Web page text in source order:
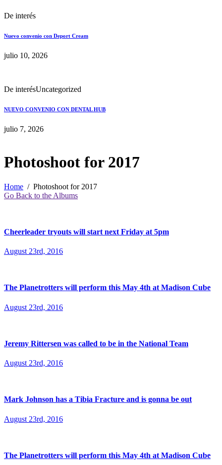
De interés
Nuevo convenio con Deport Cream
julio 10, 2026
De interésUncategorized
NUEVO CONVENIO CON DENTAL HUB
julio 7, 2026
Photoshoot for 2017
Home
Photoshoot for 2017
Go Back to the Albums
Cheerleader tryouts will start next Friday at 5pm
August 23rd, 2016
The Planetrotters will perform this May 4th at Madison Cube
August 23rd, 2016
Jeremy Rittersen was called to be in the National Team
August 23rd, 2016
Mark Johnson has a Tibia Fracture and is gonna be out
August 23rd, 2016
The Planetrotters will perform this May 4th at Madison Cube